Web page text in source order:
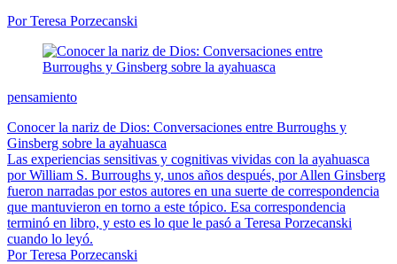
Por Teresa Porzecanski
pensamiento
Conocer la nariz de Dios: Conversaciones entre Burroughs y
Ginsberg sobre la ayahuasca
Las experiencias sensitivas y cognitivas vividas con la ayahuasca
por William S. Burroughs y, unos años después, por Allen Ginsberg
fueron narradas por estos autores en una suerte de correspondencia
que mantuvieron en torno a este tópico. Esa correspondencia
terminó en libro, y esto es lo que le pasó a Teresa Porzecanski
cuando lo leyó.
Por Teresa Porzecanski